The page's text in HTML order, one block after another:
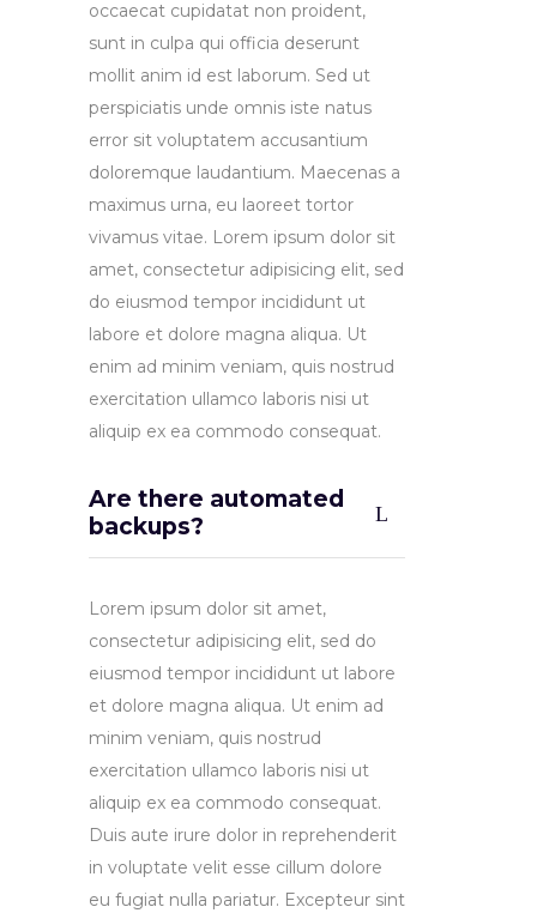
occaecat cupidatat non proident,
sunt in culpa qui officia deserunt
mollit anim id est laborum. Sed ut
perspiciatis unde omnis iste natus
error sit voluptatem accusantium
doloremque laudantium. Maecenas a
maximus urna, eu laoreet tortor
vivamus vitae. Lorem ipsum dolor sit
amet, consectetur adipisicing elit, sed
do eiusmod tempor incididunt ut
labore et dolore magna aliqua. Ut
enim ad minim veniam, quis nostrud
exercitation ullamco laboris nisi ut
aliquip ex ea commodo consequat.
Are there automated
backups?
Lorem ipsum dolor sit amet,
consectetur adipisicing elit, sed do
eiusmod tempor incididunt ut labore
et dolore magna aliqua. Ut enim ad
minim veniam, quis nostrud
exercitation ullamco laboris nisi ut
aliquip ex ea commodo consequat.
Duis aute irure dolor in reprehenderit
in voluptate velit esse cillum dolore
eu fugiat nulla pariatur. Excepteur sint